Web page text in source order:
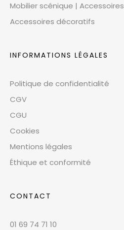
Mobilier scénique | Accessoires
Accessoires décoratifs
INFORMATIONS LÉGALES
Politique de confidentialité
CGV
CGU
Cookies
Mentions légales
Éthique et conformité
CONTACT
01 69 74 71 10